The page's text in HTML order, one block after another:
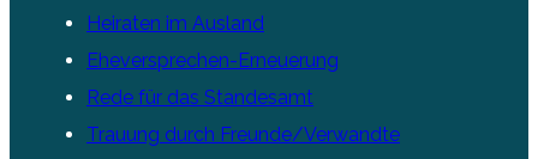
Heiraten im Ausland
Eheversprechen-Erneuerung
Rede für das Standesamt
Trauung durch Freunde/Verwandte